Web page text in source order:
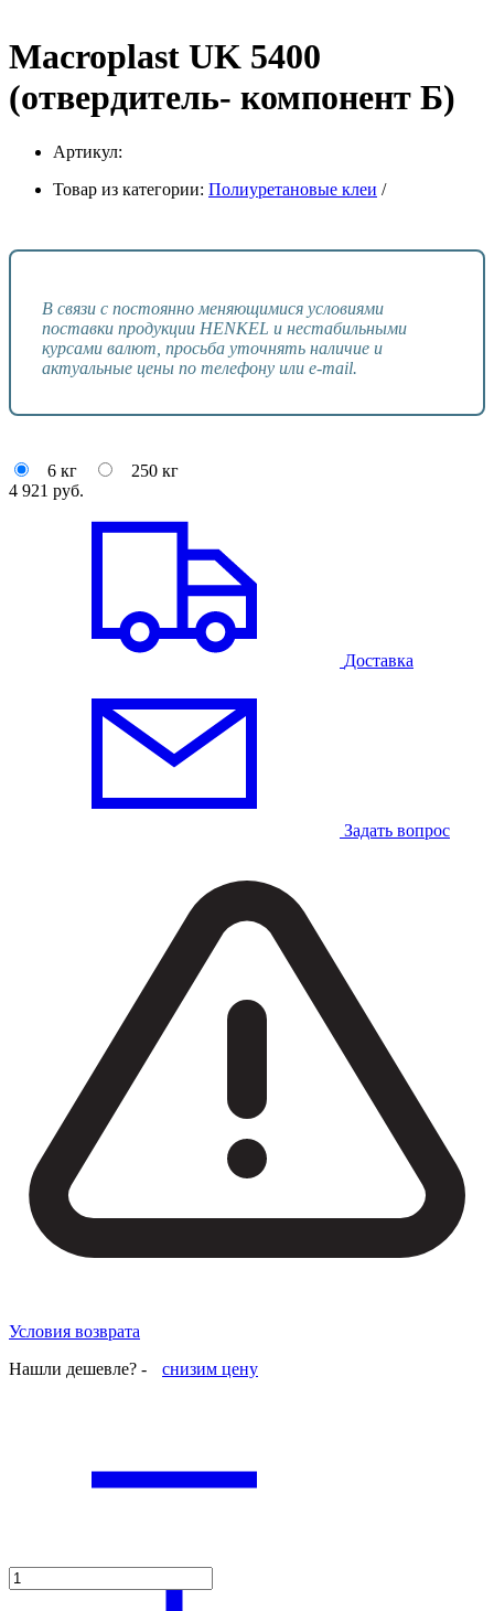
Macroplast UK 5400
(отвердитель- компонент Б)
Артикул:
Товар из категории: Полиуретановые клеи /
В связи с постоянно меняющимися условиями
поставки продукции HENKEL и нестабильными
курсами валют, просьба уточнять наличие и
актуальные цены по телефону или e-mail.
6 кг
250 кг
4 921 руб.
Доставка
Задать вопрос
Условия возврата
Нашли дешевле? -
снизим цену